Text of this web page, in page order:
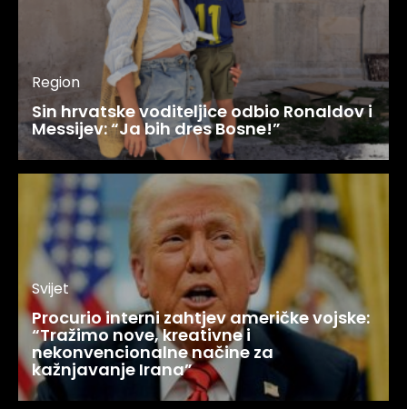
Region
Sin hrvatske voditeljice odbio Ronaldov i
Messijev: “Ja bih dres Bosne!”
Svijet
Procurio interni zahtjev američke vojske:
“Tražimo nove, kreativne i
nekonvencionalne načine za
kažnjavanje Irana”